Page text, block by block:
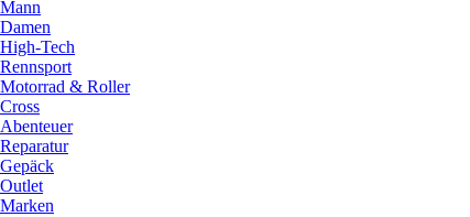
Mann
Damen
High-Tech
Rennsport
Motorrad & Roller
Cross
Abenteuer
Reparatur
Gepäck
Outlet
Marken